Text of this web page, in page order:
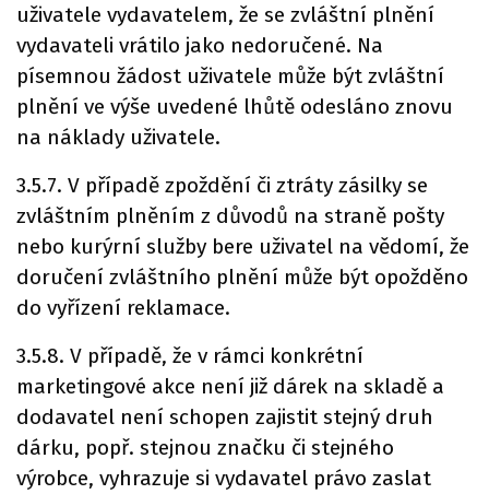
uživatele vydavatelem, že se zvláštní plnění
vydavateli vrátilo jako nedoručené. Na
písemnou žádost uživatele může být zvláštní
plnění ve výše uvedené lhůtě odesláno znovu
na náklady uživatele.
3.5.7. V případě zpoždění či ztráty zásilky se
zvláštním plněním z důvodů na straně pošty
nebo kurýrní služby bere uživatel na vědomí, že
doručení zvláštního plnění může být opožděno
do vyřízení reklamace.
3.5.8. V případě, že v rámci konkrétní
marketingové akce není již dárek na skladě a
dodavatel není schopen zajistit stejný druh
dárku, popř. stejnou značku či stejného
výrobce, vyhrazuje si vydavatel právo zaslat